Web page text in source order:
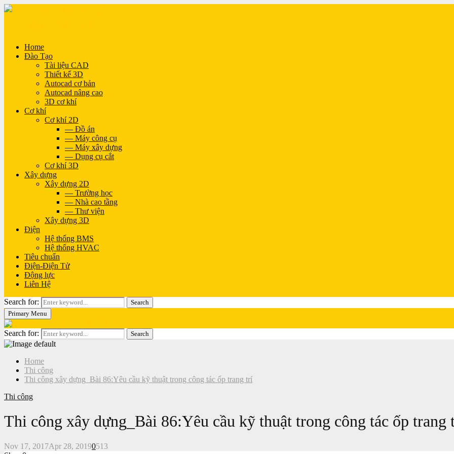
Home
Đào Tạo
Tài liệu CAD
Thiết kế 3D
Autocad cơ bản
Autocad nâng cao
3D cơ khí
Cơ khí
Cơ khí 2D
— Đồ án
— Máy công cụ
— Máy xây dựng
— Dụng cụ cắt
Cơ khí 3D
Xây dựng
Xây dựng 2D
— Trường học
— Nhà cao tầng
— Thư viện
Xây dựng 3D
Điện
Hệ thống BMS
Hệ thống HVAC
Tiêu chuẩn
Điện-Điện Tử
Động lực
Liên Hệ
Search for:
Search
Primary Menu
Search for: Search
Home
Thi công
Thi công xây dựng_Bài 86:Yêu cầu kỹ thuật trong công tác ốp trang trí
Thi công
Thi công xây dựng_Bài 86:Yêu cầu kỹ thuật trong công tác ốp trang
Nov 17, 2017Apr 28, 20190513